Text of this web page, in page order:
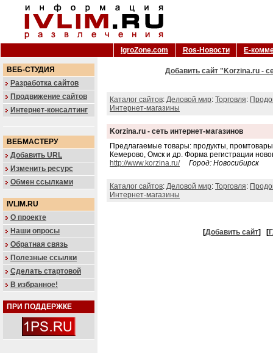
IgroZone.com Ros-Новости Е-
ВЕБ-СТУДИЯ
Разработка сайтов
Продвижение сайтов
Интернет-консалтинг
ВЕБМАСТЕРУ
Добавить URL
Изменить ресурс
Обмен ссылками
IVLIM.RU
О проекте
Наши опросы
Обратная связь
Полезные ссылки
Сделать стартовой
В избранное!
ПРИ ПОДДЕРЖКЕ
Добавить сайт "Korzina.ru -
Каталог сайтов: Деловой мир: Торговля:
Интернет-магазины
Korzina.ru - сеть интернет-магазинов
Предлагаемые товары: продукты,
Кемерово, Омск и др. Форма регистрации
http://www.korzina.ru/
Город: Новосибирск
Каталог сайтов: Деловой мир: Торговля:
Интернет-магазины
[Добавить сайт] [